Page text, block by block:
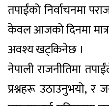
तपाईंको निर्वाचनमा
केवल आजको दिनमा
अवश्य खट्किनेछ ।
नेपाली राजनीतिमा
प्रश्नहरू उठाउनुभयो,